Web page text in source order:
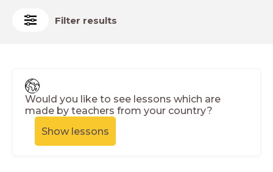
Filter results
Would you like to see lessons which are
made by teachers from your country?
Show lessons